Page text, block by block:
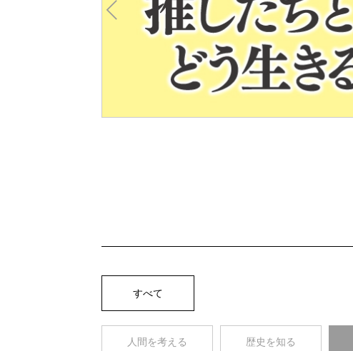
すべて
人間を考える 歴史を知る